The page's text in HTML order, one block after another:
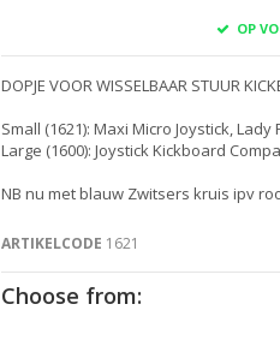
OP
DOPJE VOOR WISSELBAAR STUUR
Small (1621): Maxi Micro Joystick,
Large (1600): Joystick Kickboard
NB nu met blauw Zwitsers kruis ipv
ARTIKELCODE 1621
Choose from: